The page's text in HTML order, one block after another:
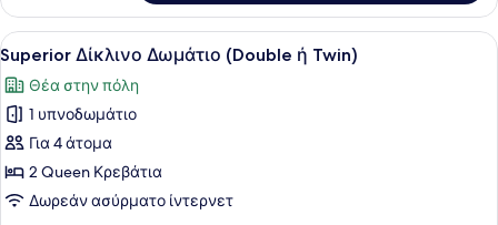
Δωμάτιο
Προβολή
όλων
των
φωτογραφιών
για
Superior
Δίκλινο
Ένα δωμάτιο ξενοδοχείου με δύο
1
Superior Δίκλινο Δωμάτιο (Double ή Twin)
Θέα στην πόλη
1 υπνοδωμάτιο
Για 4 άτομα
2 Queen Κρεβάτια
Δωρεάν ασύρματο ίντερνετ